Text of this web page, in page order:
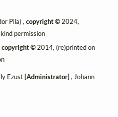
Pila) ,copyright ©2024,
permission
copyright ©2014, (re)printed on
Ezust[Administrator], Johann